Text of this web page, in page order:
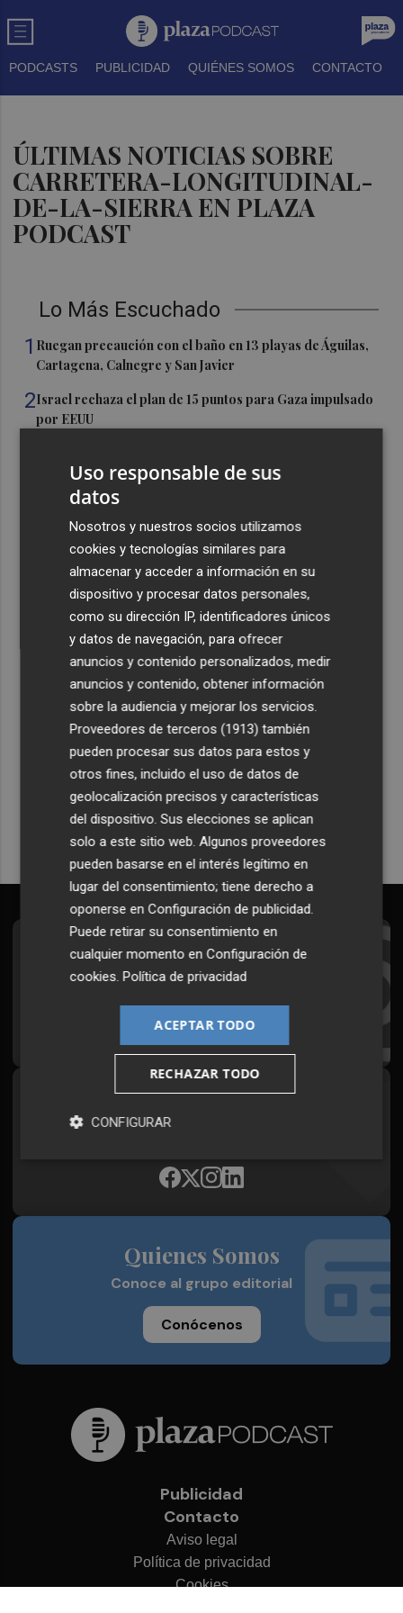
PODCASTS PUBLICIDAD QUIÉNES SOMOS CONTACTO
ÚLTIMAS NOTICIAS SOBRE
CARRETERA-LONGITUDINAL-
DE-LA-SIERRA EN PLAZA
PODCAST
Lo Más Escuchado
1 Ruegan precaución con el baño en 13 playas de Águilas,
Cartagena, Calnegre y San Javier
2Israel rechaza el plan de 15 puntos para Gaza impulsado
por EEUU
la cultura
El Villarreal cierra la pretemporada con buenas
sensaciones y Ayoze como goleador
Más de medio millar de festeros de Ufece se reivindican
en el pregón en Elche: "se nota, se siente, el campo está
presente"
Recibe toda la actualidad de
Plaza Podcast en tu correo
Quiero suscribirme
Suscríbete al Boletín
Todos los días a primera hora en tu email
¡Quiero suscribirme!
Plaza Podcast, desde cualquier medio
Quienes Somos
Conoce al grupo editorial
Conócenos
Publicidad
Contacto
Aviso legal
Política de privacidad
Cookies
Uso responsable de sus
datos
Nosotros y nuestros socios utilizamos
cookies y tecnologías similares para
almacenar y acceder a información en su
dispositivo y procesar datos personales,
como su dirección IP, identificadores únicos
y datos de navegación, para ofrecer
anuncios y contenido personalizados, medir
anuncios y contenido, obtener información
sobre la audiencia y mejorar los servicios.
Proveedores de terceros (1913) también
pueden procesar sus datos para estos y
otros fines, incluido el uso de datos de
geolocalización precisos y características
del dispositivo. Sus elecciones se aplican
solo a este sitio web. Algunos proveedores
pueden basarse en el interés legítimo en
lugar del consentimiento; tiene derecho a
oponerse enConfiguración de publicidad
Puede retirar su consentimiento en
cualquier momento enConfiguración de
cookies .Política de privacidad
ACEPTAR TODO
RECHAZAR TODO
CONFIGURAR